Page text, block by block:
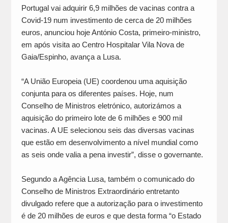
Portugal vai adquirir 6,9 milhões de vacinas contra a
Covid-19 num investimento de cerca de 20 milhões
euros, anunciou hoje António Costa, primeiro-ministro,
em após visita ao Centro Hospitalar Vila Nova de
Gaia/Espinho, avança a Lusa.
“A União Europeia (UE) coordenou uma aquisição
conjunta para os diferentes países. Hoje, num
Conselho de Ministros eletrónico, autorizámos a
aquisição do primeiro lote de 6 milhões e 900 mil
vacinas. A UE selecionou seis das diversas vacinas
que estão em desenvolvimento a nível mundial como
as seis onde valia a pena investir”, disse o governante.
Segundo a Agência Lusa, também o comunicado do
Conselho de Ministros Extraordinário entretanto
divulgado refere que a autorização para o investimento
é de 20 milhões de euros e que desta forma “o Estado